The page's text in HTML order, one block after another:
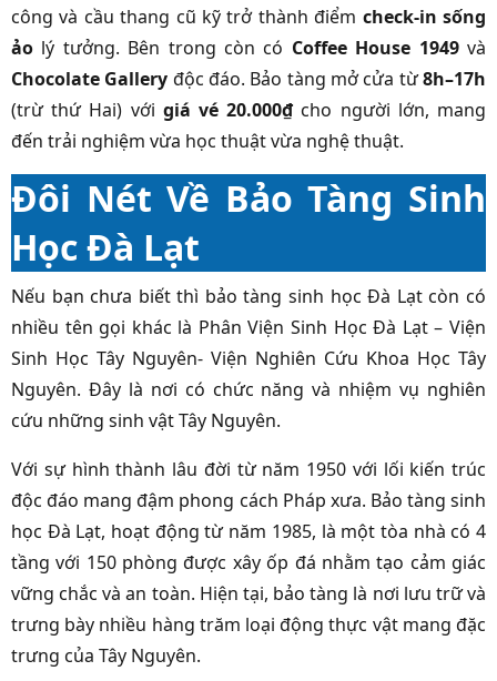
công và cầu thang cũ kỹ trở thành điểm check-in sống
ảo lý tưởng. Bên trong còn có Coffee House 1949và
Chocolate Gallery độc đáo. Bảo tàng mở cửa từ8h–17h
(trừ thứ Hai) với giá vé 20.000₫ cho người lớn, mang
đến trải nghiệm vừa học thuật vừa nghệ thuật.
Đôi Nét Về Bảo Tàng Sinh
Học Đà Lạt
Nếu bạn chưa biết thì bảo tàng sinh học Đà Lạt còn có
nhiều tên gọi khác là Phân Viện Sinh Học Đà Lạt – Viện
Sinh Học Tây Nguyên- Viện Nghiên Cứu Khoa Học Tây
Nguyên. Đây là nơi có chức năng và nhiệm vụ nghiên
cứu những sinh vật Tây Nguyên.
Với sự hình thành lâu đời từ năm 1950 với lối kiến trúc
độc đáo mang đậm phong cách Pháp xưa. Bảo tàng sinh
học Đà Lạt, hoạt động từ năm 1985, là một tòa nhà có 4
tầng với 150 phòng được xây ốp đá nhằm tạo cảm giác
vững chắc và an toàn. Hiện tại, bảo tàng là nơi lưu trữ và
trưng bày nhiều hàng trăm loại động thực vật mang đặc
trưng của Tây Nguyên.